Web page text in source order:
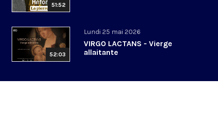
51:52
52:03
Lundi 25 mai 2026
VIRGO LACTANS - Vierge
allaitante